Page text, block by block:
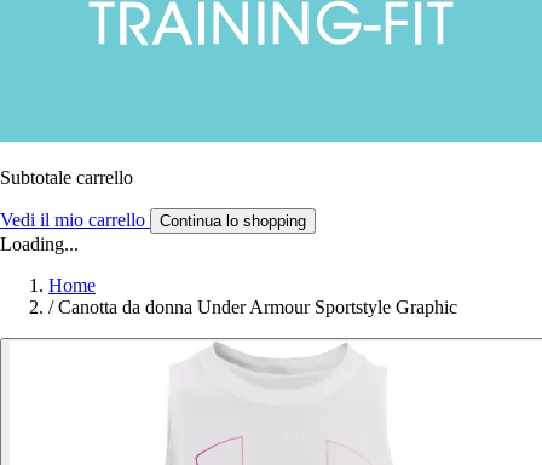
Subtotale carrello
Vedi il mio carrello Continua lo shopping
Loading...
Home
/ Canotta da donna Under Armour Sportstyle Graphic